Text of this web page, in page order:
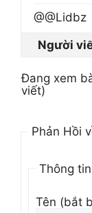
@@Lidbz
Người
Đang xem
viết)
Phản Hồi
Thông
Tên (bắt